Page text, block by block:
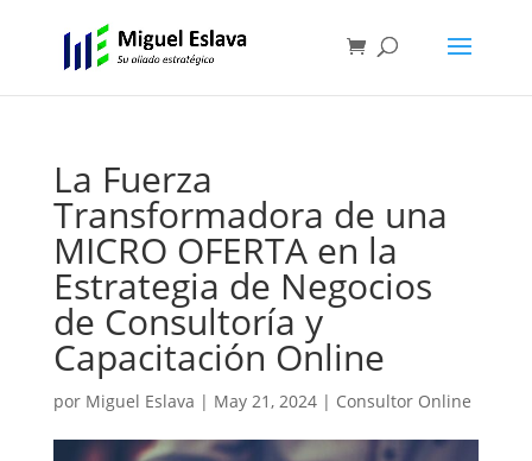
La Fuerza
Transformadora de una
MICRO OFERTA en la
Estrategia de Negocios
de Consultoría y
Capacitación Online
por Miguel Eslava | May 21, 2024| Consultor Online